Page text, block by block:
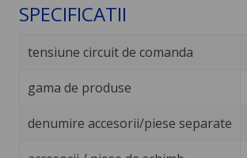
SPECIFICATII
tensiune circuit de comanda
gama de produse
denumire accesorii/piese separate